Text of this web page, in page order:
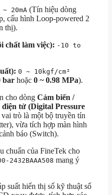
~ 20mA (Tín hiệu dòng
cấu hình Loop-powered 2
thị).
chất làm việc): -10 to
0 ~ 10kgf/cm²
bar hoặc 0 ~ 0.98 MPa).
cho dòng Cảm biến /
tử (Digital Pressure
trò là một bộ truyền tín
vừa tích hợp màn hình
báo (Switch).
chuẩn của FineTek cho
2432BAAA508 mang ý
suất hiển thị số kỹ thuật số